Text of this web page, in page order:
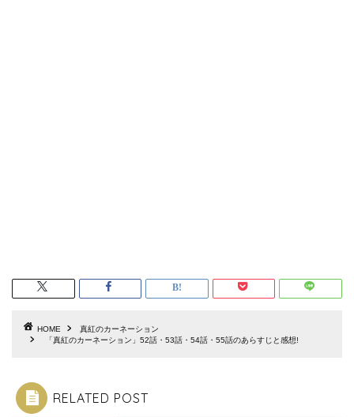
HOME
真紅のカーネーション
「真紅のカーネーション」52話・53話・54話・55話のあらすじと感想!
RELATED POST